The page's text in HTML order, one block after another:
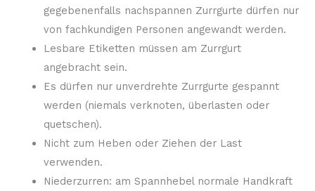
gegebenenfalls nachspannen Zurrgurte dürfen nur
von fachkundigen Personen angewandt werden.
Lesbare Etiketten müssen am Zurrgurt
angebracht sein.
Es dürfen nur unverdrehte Zurrgurte gespannt
werden (niemals verknoten, überlasten oder
quetschen).
Nicht zum Heben oder Ziehen der Last
verwenden.
Niederzurren: am Spannhebel normale Handkraft